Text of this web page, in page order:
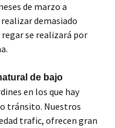
de marzo a
demasiado
se realizará por
de bajo
en los que hay
tránsito. Nuestros
trafic, ofrecen gran